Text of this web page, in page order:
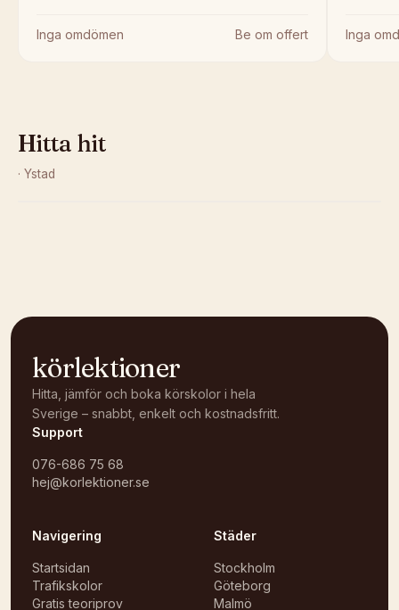
Inga omdömen Be om offert Inga
Hitta hit
· Ystad
körlektioner
Hitta, jämför och boka körskolor i hela
Sverige – snabbt, enkelt och kostnadsfritt.
Support
076-686 75 68
hej@korlektioner.se
Navigering
Startsidan
Trafikskolor
Gratis teoriprov
Städer
Stockholm
Göteborg
Malmö